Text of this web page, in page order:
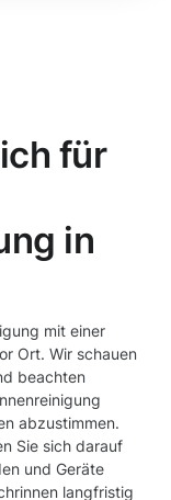
für
in
mit einer
Ort. Wir schauen
beachten
abzustimmen.
Sie sich darauf
und Geräte
langfristig